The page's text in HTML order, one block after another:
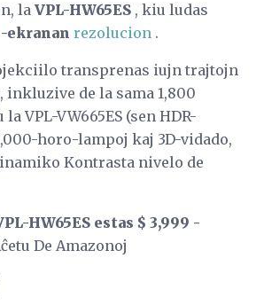
la VPL-HW65ES , kiu ludas
-ekranan rezolucion .
transprenas iujn trajtojn
inkluzive de la sama 1,800
VPL-VW665ES (sen HDR-
horo-lampoj kaj 3D-vidado,
Kontrasta nivelo de
HW65ES estas $ 3,999 -
De Amazonoj